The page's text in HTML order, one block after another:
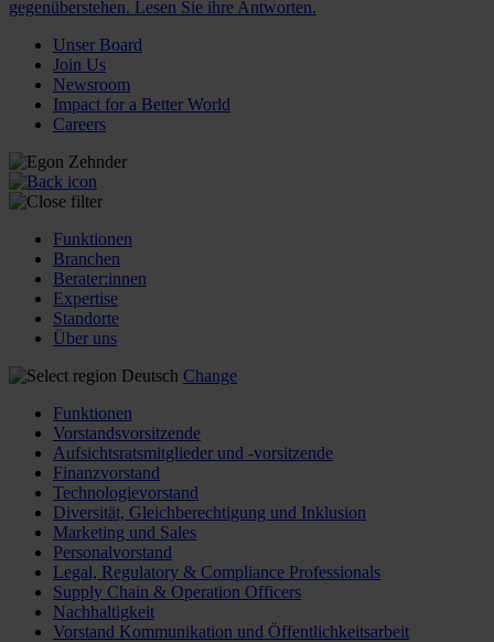
gegenüberstehen. Lesen Sie ihre Antworten.
Unser Board
Join Us
Newsroom
Impact for a Better World
Careers
Funktionen
Branchen
Berater:innen
Expertise
Standorte
Über uns
Deutsch Change
Funktionen
Vorstandsvorsitzende
Aufsichtsratsmitglieder und -vorsitzende
Finanzvorstand
Technologievorstand
Diversität, Gleichberechtigung und Inklusion
Marketing und Sales
Personalvorstand
Legal, Regulatory & Compliance Professionals
Supply Chain & Operation Officers
Nachhaltigkeit
Vorstand Kommunikation und Öffentlichkeitsarbeit